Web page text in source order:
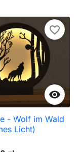

favorite_border
- Wolf im Wald
Licht)